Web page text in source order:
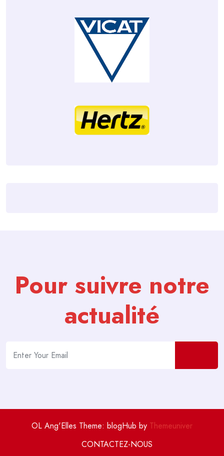
Pour suivre notre
actualité
OL Ang'Elles Theme: blogHub by Themeuniver
CONTACTEZ-NOUS